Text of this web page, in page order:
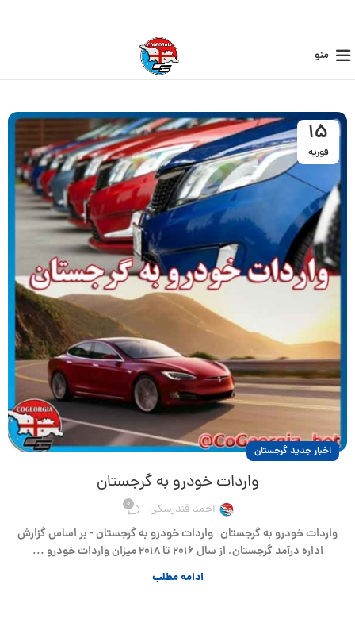
منو
15
فوریه
اخبار جدید گرجستان
واردات خودرو به گرجستان
احمد فندرسکی 0
واردات خودرو به گرجستان واردات خودرو به گرجستان - بر اساس گزارش
اداره درآمد گرجستان، از سال ۲۰۱۶ تا ۲۰۱۸ میزان واردات خودرو ...
ادامه مطلب